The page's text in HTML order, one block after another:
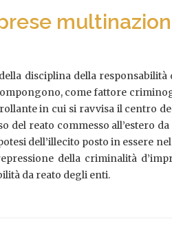
disciplina della responsabilità
come fattore
in cui si ravvisa il centro
del reato commesso all’estero
dell’illecito posto in essere
della criminalità
da reato degli enti.